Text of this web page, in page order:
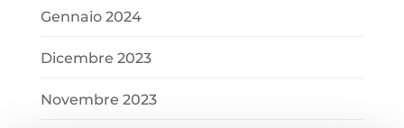
Gennaio 2024
Dicembre 2023
Novembre 2023